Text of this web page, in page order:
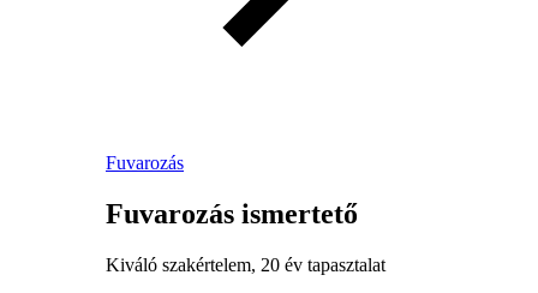
Fuvarozás
Fuvarozás ismertető
Kiváló szakértelem, 20 év tapasztalat